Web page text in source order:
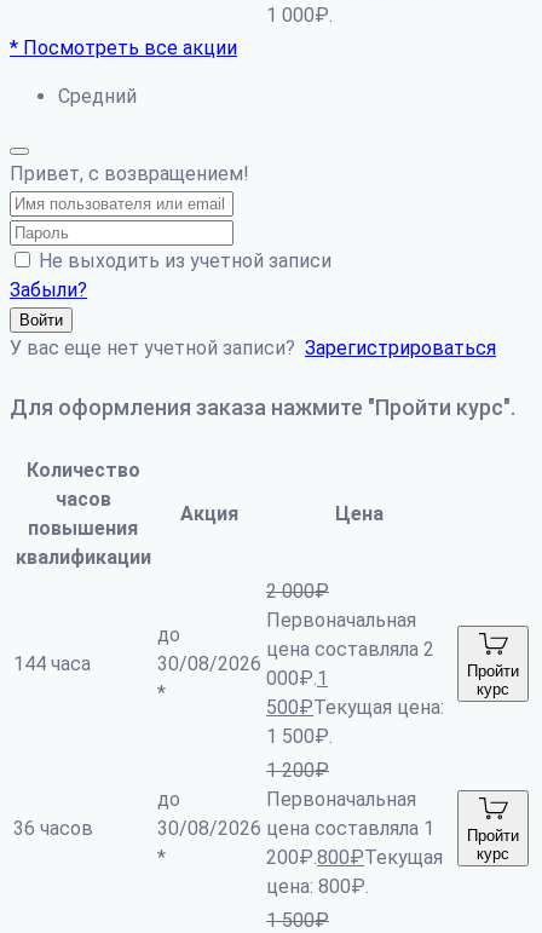
1 000₽.
* Посмотреть все акции
Средний
Привет, с возвращением!
Не выходить из учетной записи
Забыли?
Войти
У вас еще нет учетной записи? Зарегистрироваться
Для оформления заказа нажмите "Пройти курс".
Количество
часов
повышения
квалификации
Акция Цена
144 часа
до
30/08/2026
*
2 000₽
Первоначальная
цена составляла 2
000₽.1
500₽Текущая цена:
1 500₽.
Пройти
курс
36 часов
до
30/08/2026
*
1 200₽
Первоначальная
цена составляла 1
200₽.800₽Текущая
цена: 800₽.
Пройти
курс
1 500₽